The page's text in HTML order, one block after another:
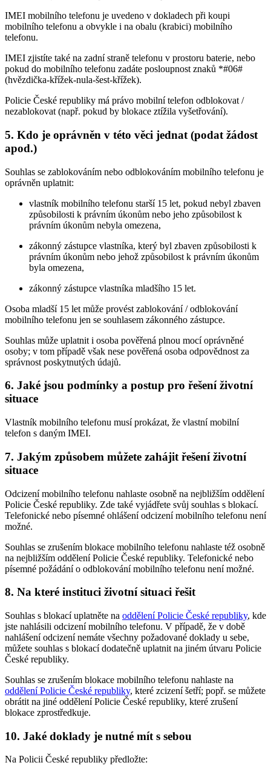
IMEI mobilního telefonu je uvedeno v dokladech při koupi
mobilního telefonu a obvykle i na obalu (krabici) mobilního
telefonu.
IMEI zjistíte také na zadní straně telefonu v prostoru baterie, nebo
pokud do mobilního telefonu zadáte posloupnost znaků *#06#
(hvězdička-křížek-nula-šest-křížek).
Policie České republiky má právo mobilní telefon odblokovat /
nezablokovat (např. pokud by blokace ztížila vyšetřování).
5. Kdo je oprávněn v této věci jednat (podat žádost
apod.)
Souhlas se zablokováním nebo odblokováním mobilního telefonu je
oprávněn uplatnit:
vlastník mobilního telefonu starší 15 let, pokud nebyl zbaven
způsobilosti k právním úkonům nebo jeho způsobilost k
právním úkonům nebyla omezena,
zákonný zástupce vlastníka, který byl zbaven způsobilosti k
právním úkonům nebo jehož způsobilost k právním úkonům
byla omezena,
zákonný zástupce vlastníka mladšího 15 let.
Osoba mladší 15 let může provést zablokování / odblokování
mobilního telefonu jen se souhlasem zákonného zástupce.
Souhlas může uplatnit i osoba pověřená plnou mocí oprávněné
osoby; v tom případě však nese pověřená osoba odpovědnost za
správnost poskytnutých údajů.
6. Jaké jsou podmínky a postup pro řešení životní
situace
Vlastník mobilního telefonu musí prokázat, že vlastní mobilní
telefon s daným IMEI.
7. Jakým způsobem můžete zahájit řešení životní
situace
Odcizení mobilního telefonu nahlaste osobně na nejbližším oddělení
Policie České republiky. Zde také vyjádřete svůj souhlas s blokací.
Telefonické nebo písemné ohlášení odcizení mobilního telefonu není
možné.
Souhlas se zrušením blokace mobilního telefonu nahlaste též osobně
na nejbližším oddělení Policie České republiky. Telefonické nebo
písemné požádání o odblokování mobilního telefonu není možné.
8. Na které instituci životní situaci řešit
Souhlas s blokací uplatněte na oddělení Policie České republiky, kde
jste nahlásili odcizení mobilního telefonu. V případě, že v době
nahlášení odcizení nemáte všechny požadované doklady u sebe,
můžete souhlas s blokací dodatečně uplatnit na jiném útvaru Policie
České republiky.
Souhlas se zrušením blokace mobilního telefonu nahlaste na
oddělení Policie České republiky, které zcizení šetří; popř. se můžete
obrátit na jiné oddělení Policie České republiky, které zrušení
blokace zprostředkuje.
10. Jaké doklady je nutné mít s sebou
Na Policii České republiky předložte: